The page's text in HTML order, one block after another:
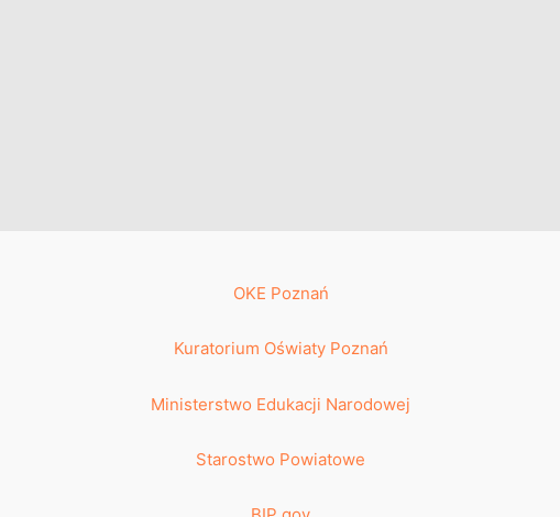
OKE Poznań
Kuratorium Oświaty Poznań
Ministerstwo Edukacji Narodowej
Starostwo Powiatowe